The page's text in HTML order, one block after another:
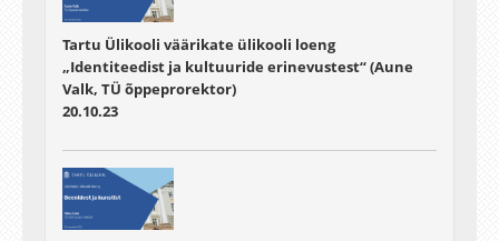
Tartu Ülikooli väärikate ülikooli loeng
„Identiteedist ja kultuuride erinevustest“ (Aune
Valk, TÜ õppeprorektor)
20.10.23